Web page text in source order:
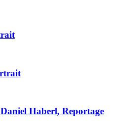
Haberl, Reportage